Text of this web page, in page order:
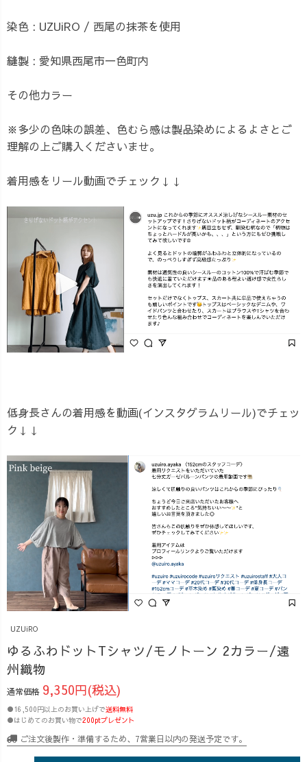
染色 : UZUiRO / 西尾の抹茶を使用
縫製 : 愛知県西尾市一色町内
その他カラー
※多少の色味の誤差、色むら感は製品染めによるよさとご
理解の上ご購入くださいませ。
着用感をリール動画でチェック↓↓
低身長さんの着用感を動画(インスタグラムリール)でチェッ
ク↓↓
UZUiRO
ゆるふわドットTシャツ/モノトーン 2カラー/遠
州織物
通常価格 9,350円(税込)
●16,500円以上のお買い上げで送料無料
●はじめてのお買い物で200ptプレゼント
ご注文後製作・準備するため、7営業日以内の発送予定です。